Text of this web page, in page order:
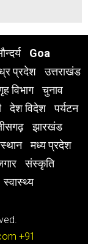
Goa
प्रदेश
उत्तराखंड
विभाग
चुनाव
देश विदेश
पर्यटन
झारखंड
मध्य प्रदेश
संस्कृति
स्वास्थ्य
+91